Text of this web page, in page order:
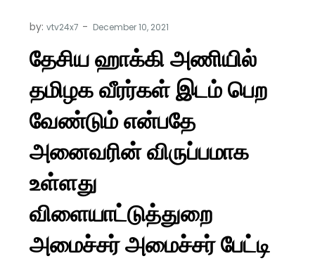
by:vtv24x7
தேசிய ஹாக்கி அணியில்
தமிழக வீரர்கள் இடம் பெற
வேண்டும் என்பதே
அனைவரின் விருப்பமாக
உள்ளது
விளையாட்டுத்துறை
அமைச்சர் அமைச்சர் பேட்டி